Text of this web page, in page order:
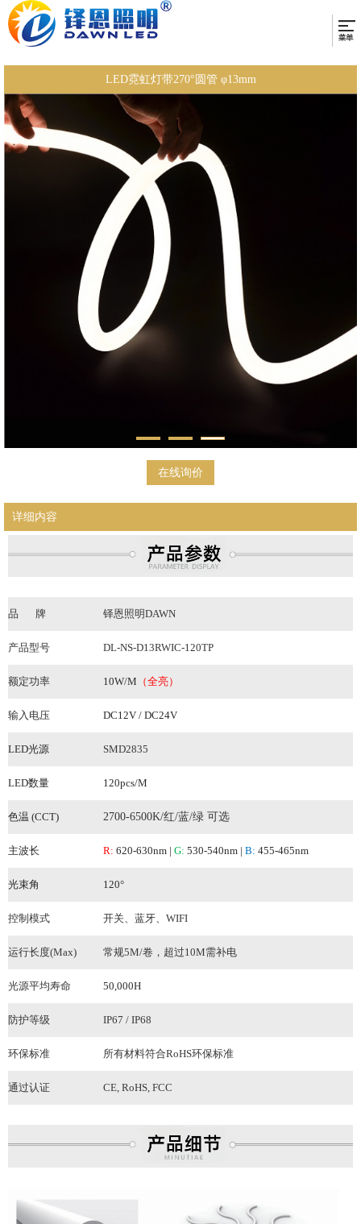
LED霓虹灯带270°圆管 φ13mm
在线询价
详细内容
品 牌 铎恩照明DAWN
产品型号 DL-NS-D13RWIC-120TP
额定功率 10W/M （全亮）
输入电压 DC12V / DC24V
LED光源 SMD2835
LED数量 120pcs/M
色温 (CCT) 2700-6500K/红/蓝/绿 可选
主波长 R: 620-630nm | G: 530-540nm | B: 455-465nm
光束角 120°
控制模式 开关、蓝牙、WIFI
运行长度(Max) 常规5M/卷，超过10M需补电
光源平均寿命 50,000H
防护等级 IP67 / IP68
环保标准 所有材料符合RoHS环保标准
通过认证 CE, RoHS, FCC